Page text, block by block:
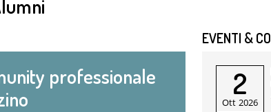
professionale
EVENTI &
2
Ott 2026